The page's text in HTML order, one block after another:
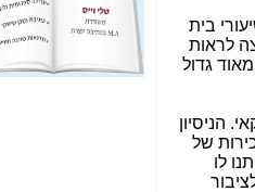
בית
לראות
חסם מאוד גדול
הניסיון
של
לו
בניצחון (כפול) של
-
כאן
איך כתבות מפנקות
הפכו לפתע לטובת